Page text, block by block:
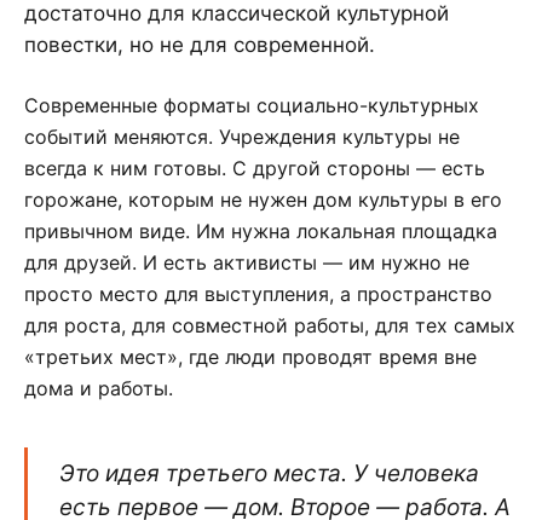
достаточно для классической культурной
повестки, но не для современной.
Современные форматы социально-культурных
событий меняются. Учреждения культуры не
всегда к ним готовы. С другой стороны — есть
горожане, которым не нужен дом культуры в его
привычном виде. Им нужна локальная площадка
для друзей. И есть активисты — им нужно не
просто место для выступления, а пространство
для роста, для совместной работы, для тех самых
«третьих мест», где люди проводят время вне
дома и работы.
Это идея третьего места. У человека
есть первое — дом. Второе — работа. А